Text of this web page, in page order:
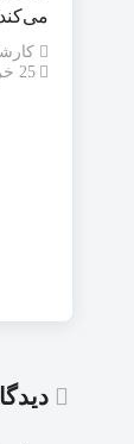
25 خرداد 1405